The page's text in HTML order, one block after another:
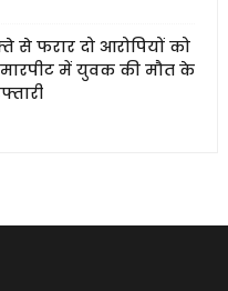
से फरार दो आरोपियों को
में युवक की मौत के